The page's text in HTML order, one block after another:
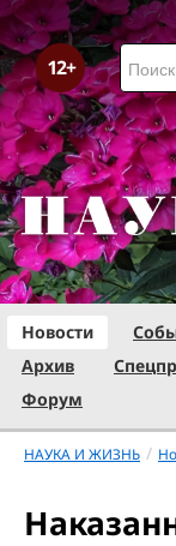
Новости
Архив
Форум
НАУКА И ЖИЗНЬ /